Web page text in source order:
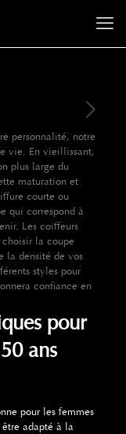
personnalité, notre
vie. En vieillissant,
plus large du
maturation et
courte ou
qui correspond à
Les coiffeurs
la coupe
la densité de vos
styles pour
confiance en
pour
ans
pour les femmes
adapté à la